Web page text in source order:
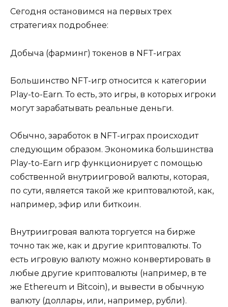
Сегодня остановимся на первых трех
стратегиях подробнее:
Добыча (фарминг) токенов в NFT-играх
Большинство NFT-игр относится к категории
Play-to-Earn. То есть, это игры, в которых игроки
могут зарабатывать реальные деньги.
Обычно, заработок в NFT-играх происходит
следующим образом. Экономика большинства
Play-to-Earn игр функционирует с помощью
собственной внутриигровой валюты, которая,
по сути, является такой же криптовалютой, как,
например, эфир или биткоин.
Внутриигровая валюта торгуется на бирже
точно так же, как и другие криптовалюты. То
есть игровую валюту можно конвертировать в
любые другие криптовалюты (например, в те
же Ethereum и Bitcoin), и вывести в обычную
валюту (доллары, или, например, рубли).